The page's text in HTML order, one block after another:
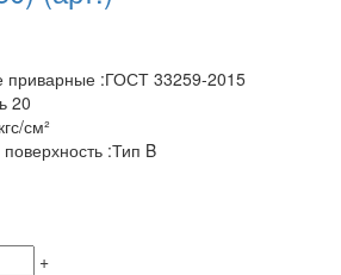
приварные :ГОСТ 33259-2015
20
см²
:Тип B
+